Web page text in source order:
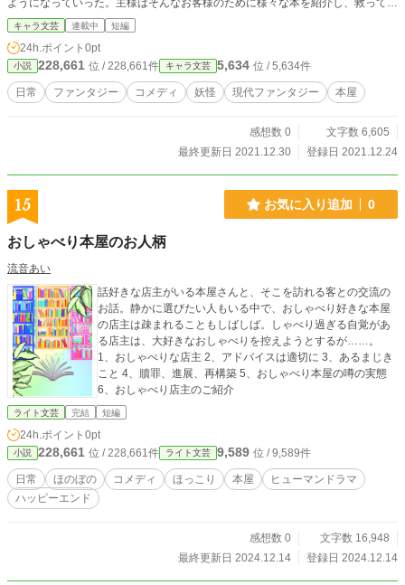
ようになっていった。主様はそんなお客様のために様々な本を紹介し、救ってき
た。 だから、今日も主様は悩めるお客様のためにオススメの本を紹介していく
のであった。
キャラ文芸 連載中 短編
24h.ポイント 0pt
小説 228,661 位 / 228,661件 キャラ文芸 5,634 位 / 5,634件
日常 ファンタジー コメディ 妖怪 現代ファンタジー 本屋
感想数 0
文字数 6,605
最終更新日 2021.12.30
登録日 2021.12.24
15 お気に入り追加 0
おしゃべり本屋のお人柄
流音あい
話好きな店主がいる本屋さんと、そこを訪れる客との交流の
お話。静かに選びたい人もいる中で、おしゃべり好きな本屋
の店主は疎まれることもしばしば。しゃべり過ぎる自覚があ
る店主は、大好きなおしゃべりを控えようとするが……。
1、おしゃべりな店主 2、アドバイスは適切に 3、あるまじき
こと 4、贖罪、進展、再構築 5、おしゃべり本屋の噂の実態
6、おしゃべり店主のご紹介
ライト文芸 完結 短編
24h.ポイント 0pt
小説 228,661 位 / 228,661件 ライト文芸 9,589 位 / 9,589件
日常 ほのぼの コメディ ほっこり 本屋
ヒューマンドラマ
ハッピーエンド
感想数 0
文字数 16,948
最終更新日 2024.12.14
登録日 2024.12.14